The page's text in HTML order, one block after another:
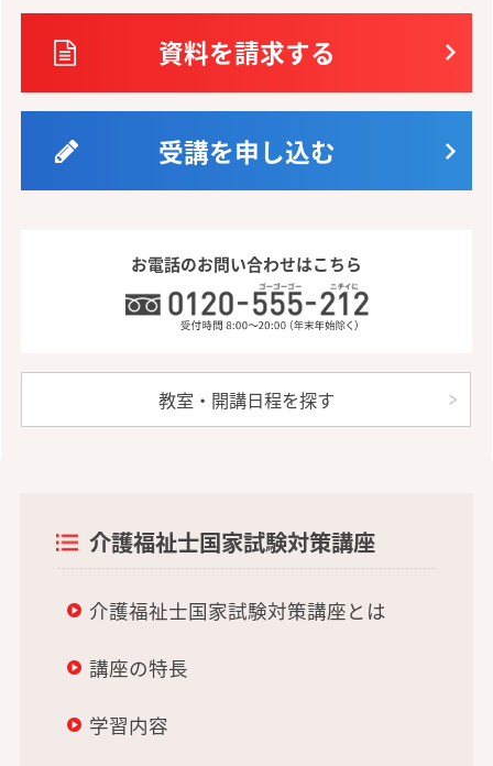
資料を請求する
受講を申し込む
お電話のお問い合わせはこちら
教室・開講日程を探す
介護福祉士国家試験対策講座
介護福祉士国家試験対策講座とは
講座の特長
学習内容